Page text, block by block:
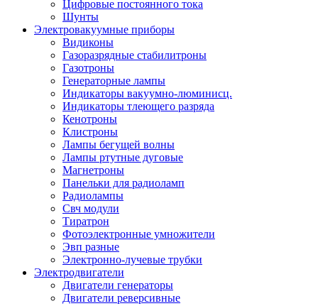
Цифровые постоянного тока
Шунты
Электровакуумные приборы
Видиконы
Газоразрядные стабилитроны
Газотроны
Генераторные лампы
Индикаторы вакуумно-люминисц.
Индикаторы тлеющего разряда
Кенотроны
Клистроны
Лампы бегущей волны
Лампы ртутные дуговые
Магнетроны
Панельки для радиоламп
Радиолампы
Свч модули
Тиратрон
Фотоэлектронные умножители
Эвп разные
Электронно-лучевые трубки
Электродвигатели
Двигатели генераторы
Двигатели реверсивные